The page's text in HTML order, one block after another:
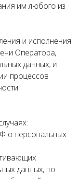
им любого из
и исполнения
Оператора,
данных, и
процессов
о персональных
данных, по